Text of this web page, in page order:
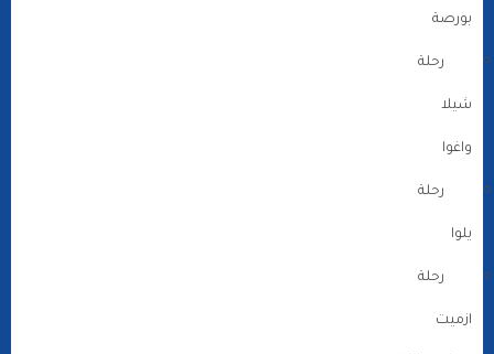
بورصة
رحلة
شيلا
واغوا
رحلة
يلوا
رحلة
ازميت